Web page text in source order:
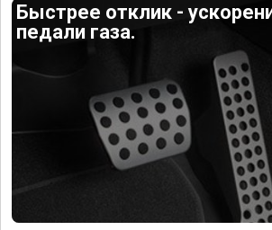
Быстрее отклик -
педали газа.